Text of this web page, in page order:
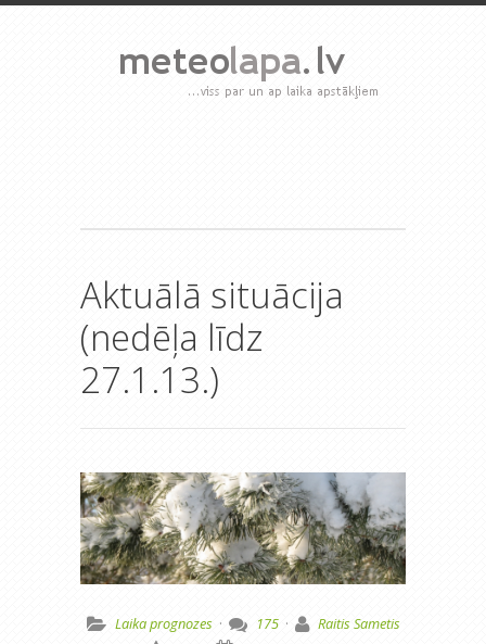
Aktuālā situācija
(nedēļa līdz
27.1.13.)
Laika prognozes · 175 ·
Raitis Sametis